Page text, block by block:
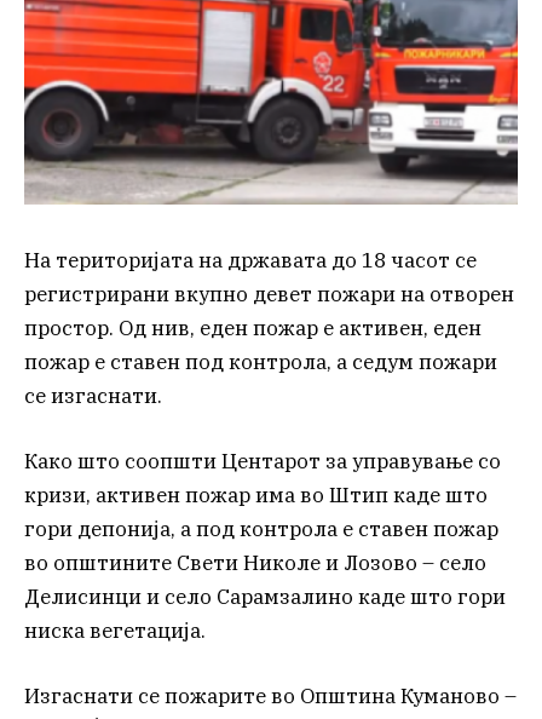
На територијата на државата до 18 часот се
регистрирани вкупно девет пожари на отворен
простор. Од нив, еден пожар е активен, еден
пожар е ставен под контрола, а седум пожари
се изгаснати.
Како што соопшти Центарот за управување со
кризи, активен пожар има во Штип каде што
гори депонија, а под контрола е ставен пожар
во општините Свети Николе и Лозово – село
Делисинци и село Сарамзалино каде што гори
ниска вегетација.
Изгаснати се пожарите во Општина Куманово –